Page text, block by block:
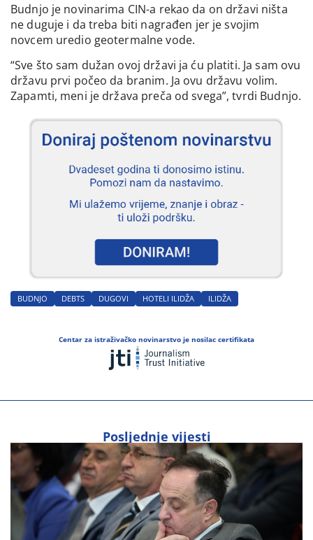
Budnjo je novinarima CIN-a rekao da on državi ništa
ne duguje i da treba biti nagrađen jer je svojim
novcem uredio geotermalne vode.
“Sve što sam dužan ovoj državi ja ću platiti. Ja sam ovu
državu prvi počeo da branim. Ja ovu državu volim.
Zapamti, meni je država preča od svega”, tvrdi Budnjo.
BUDNJO DEBTS DUGOVI HOTELI ILIDŽA ILIDŽA
Centar za istraživačko novinarstvo je nosilac certifikata
Posljednje vijesti